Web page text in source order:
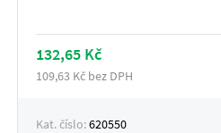
132,65 Kč
109,63 Kč bez DPH
Kat. číslo:620550